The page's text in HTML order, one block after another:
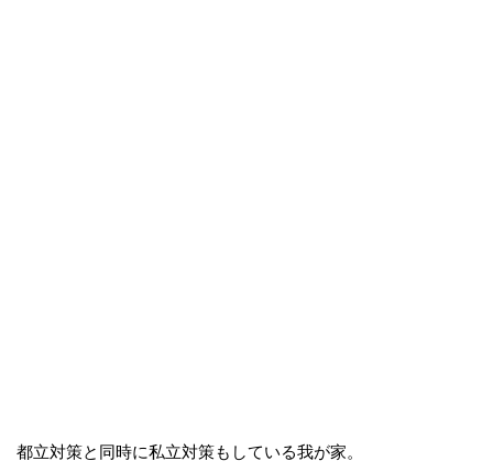
都立対策と同時に私立対策もしている我が家。